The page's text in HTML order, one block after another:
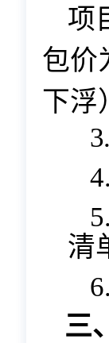
项
包价
下浮
清
三